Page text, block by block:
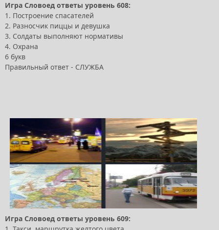
Игра Словоед ответы уровень 608:
1. Построение спасателей
2. Разносчик пиццы и девушка
3. Солдаты выполняют нормативы
4. Охрана
6 букв
Правильный ответ - СЛУЖБА
Игра Словоед ответы уровень 609: